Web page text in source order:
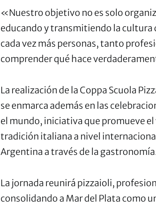
«Nuestro objetivo no es solo
educando y transmitiendo la cultura
cada vez más personas, tanto
comprender qué hace
La realización de la Coppa Scuola
se enmarca además en las
el mundo, iniciativa que promueve
tradición italiana a nivel
Argentina a través de la
La jornada reunirá pizzaioli,
consolidando a Mar del Plata como